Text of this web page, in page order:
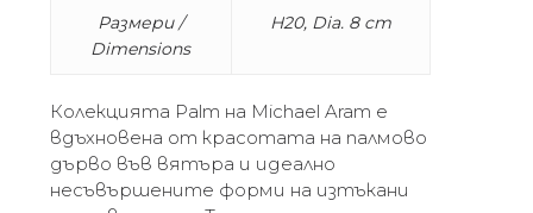
Размери /
Dimensions
H20, Dia. 8 cm
Колекцията Palm на Michael Aram е
вдъхновена от красотата на палмово
дърво във вятъра и идеално
несъвършените форми на изтъкани